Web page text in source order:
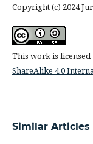
Copyright (c) 2024
This work is licensed
ShareAlike 4.0
Similar Articles